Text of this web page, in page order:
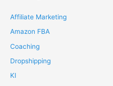
Affiliate Marketing
Amazon FBA
Coaching
Dropshipping
KI